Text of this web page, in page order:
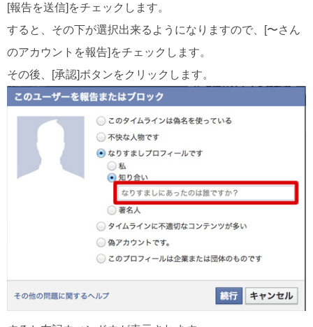
[報告を送信]をチェックします。
すると、その下が選択出来るようになりますので、[〜さん
のアカウントを報告]をチェックします。
その後、[承認]ボタンをクリックします。